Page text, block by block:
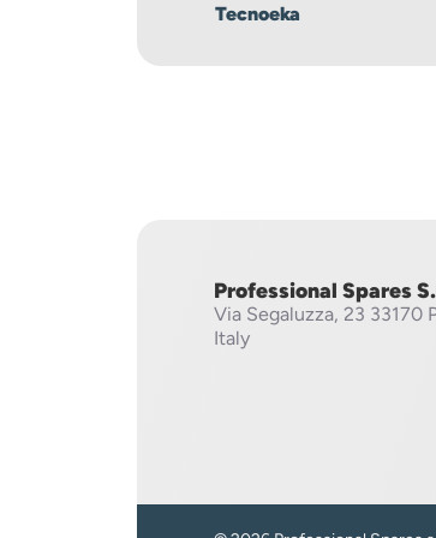
Tecnoeka
Professional Spares
Via Segaluzza, 23 33170
Italy